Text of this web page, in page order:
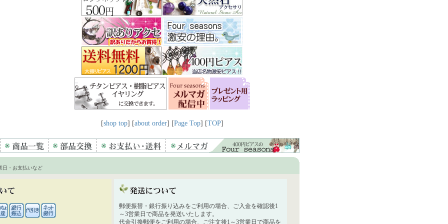
[shop top] [about order] [Page Top] [TOP]
日・お支払いなど
郵便振替・銀行振り込みをご利用の場合、ご入金を確認後1
～3営業日で商品を発送いたします。
代金引換郵便をご利用の場合、ご注文後1～3営業日で商品を